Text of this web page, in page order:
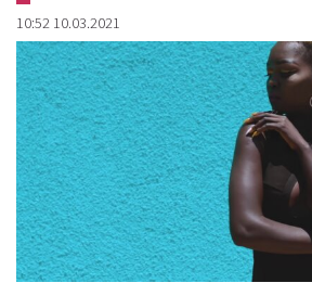
10:52 10.03.2021